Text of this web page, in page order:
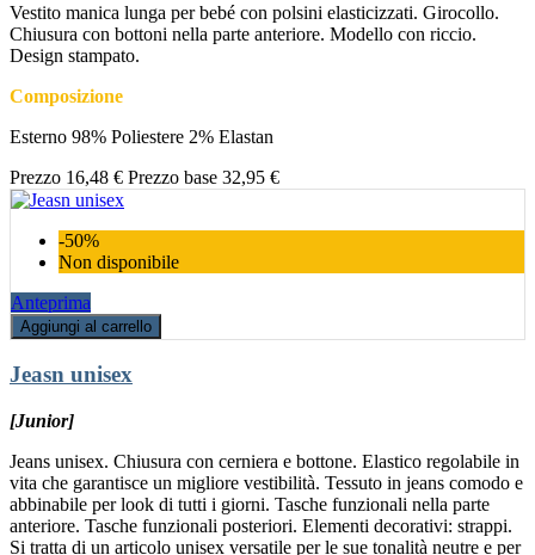
Vestito manica lunga per bebé con polsini elasticizzati. Girocollo.
Chiusura con bottoni nella parte anteriore. Modello con riccio.
Design stampato.
Composizione
Esterno 98% Poliestere 2% Elastan
Prezzo 16,48 € Prezzo base 32,95 €
-50%
Non disponibile
Anteprima
Aggiungi al carrello
Jeasn unisex
[Junior]
Jeans unisex. Chiusura con cerniera e bottone. Elastico regolabile in
vita che garantisce un migliore vestibilità. Tessuto in jeans comodo e
abbinabile per look di tutti i giorni. Tasche funzionali nella parte
anteriore. Tasche funzionali posteriori. Elementi decorativi: strappi.
Si tratta di un articolo unisex versatile per le sue tonalità neutre e per